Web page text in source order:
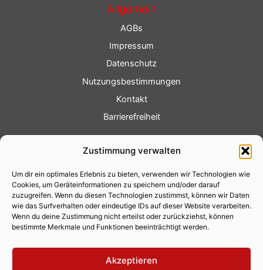
Zustimmung verwalten
Um dir ein optimales Erlebnis zu bieten, verwenden wir Technologien wie
Cookies, um Geräteinformationen zu speichern und/oder darauf
zuzugreifen. Wenn du diesen Technologien zustimmst, können wir Daten
wie das Surfverhalten oder eindeutige IDs auf dieser Website verarbeiten.
Wenn du deine Zustimmung nicht erteilst oder zurückziehst, können
bestimmte Merkmale und Funktionen beeinträchtigt werden.
Akzeptieren
Allgemein
AGBs
Impressum
Datenschutz
Nutzungsbestimmungen
Kontakt
Barrierefreiheit
Fotoservice
Videoservice
Werbung
Contenterstellung
Lokalnachrichten
Lokalfernsehen